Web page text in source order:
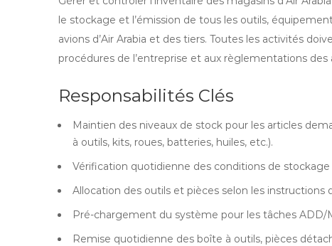
le stockage et l’émission de tous les outils,
avions d’Air Arabia et des tiers. Toutes les activités
procédures de l’entreprise et aux règlementations
Responsabilités Clés
Maintien des niveaux de stock pour les articles
à outils, kits, roues, batteries, huiles, etc.).
Vérification quotidienne des conditions de
Allocation des outils et pièces selon les instructions
Pré-chargement du système pour les tâches ADD/
Remise quotidienne des boîte à outils, pièces